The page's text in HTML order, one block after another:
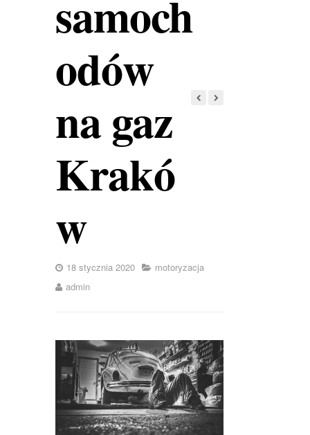
samoch
odów
na gaz
Krakó
w
18 stycznia 2020
motoryzacja
admin